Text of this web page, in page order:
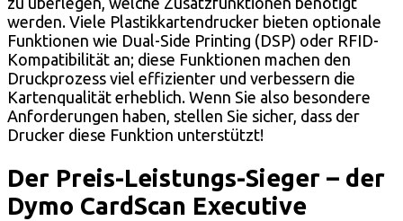
werden. Viele Plastikkartendrucker bieten optionale
Funktionen wie Dual-Side Printing (DSP) oder RFID-
Kompatibilität an; diese Funktionen machen den
Druckprozess viel effizienter und verbessern die
Kartenqualität erheblich. Wenn Sie also besondere
Anforderungen haben, stellen Sie sicher, dass der
Drucker diese Funktion unterstützt!
Der Preis-Leistungs-Sieger – der
Dymo CardScan Executive